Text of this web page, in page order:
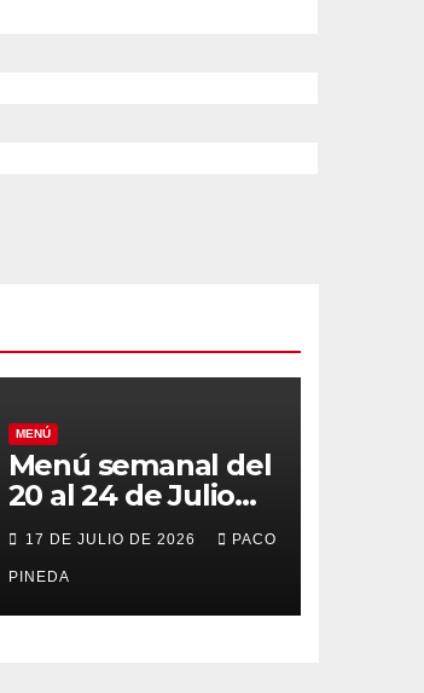
MENÚ
Menú semanal del
20 al 24 de Julio
de 2026
17 DE JULIO DE 2026 PACO
PINEDA